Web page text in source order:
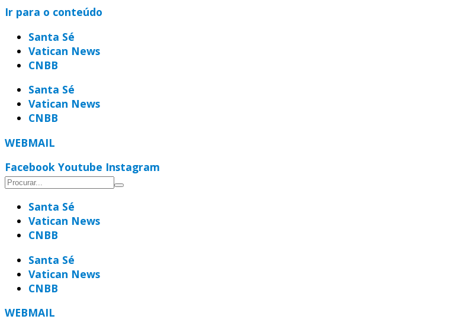
Ir para o conteúdo
Santa Sé
Vatican News
CNBB
Santa Sé
Vatican News
CNBB
WEBMAIL
Facebook Youtube Instagram
Santa Sé
Vatican News
CNBB
Santa Sé
Vatican News
CNBB
WEBMAIL